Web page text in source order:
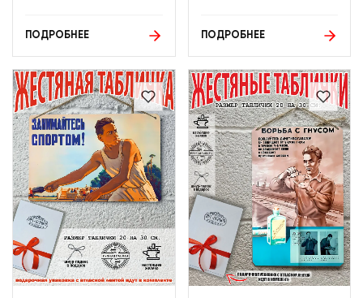
ПОДРОБНЕЕ ПОДРОБНЕЕ